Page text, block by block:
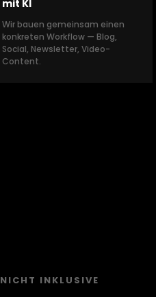
mit KI
Wir bauen gemeinsam einen
konkreten Workflow — Blog,
Social, Newsletter, Video-
Content.
NICHT INKLUSIVE